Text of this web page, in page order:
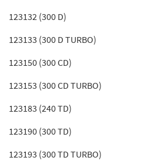
123132 (300 D)
123133 (300 D TURBO)
123150 (300 CD)
123153 (300 CD TURBO)
123183 (240 TD)
123190 (300 TD)
123193 (300 TD TURBO)